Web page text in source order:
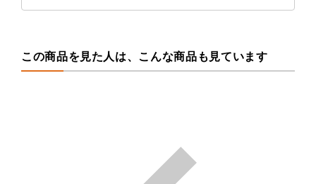
この商品を見た人は、こんな商品も見ています